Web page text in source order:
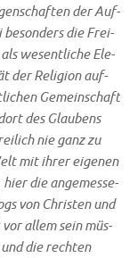
der Auf­
beson­ders die Frei­
als wesent­li­che Ele­
der Reli­gi­on auf­
Gemein­schaft
des Glau­bens
nie ganz zu
mit ihrer eige­nen
die ange­mes­se­
von Chri­sten und
allem sein müs­
die rech­ten